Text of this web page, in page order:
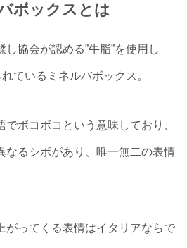
ボックスとは
協会が認める”牛脂”を使用し
ているミネルバボックス。
ボコボコという意味しており、
なるシボがあり、唯一無二の表情
がってくる表情はイタリアならで